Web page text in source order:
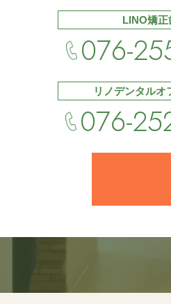
LINO矯正
076-
リノデンタルオ
076-